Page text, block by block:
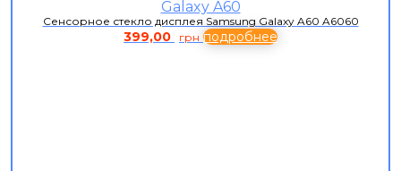
Сенсорное стекло дисплея Samsung Galaxy A60 A6060
399,00 грн подробнее